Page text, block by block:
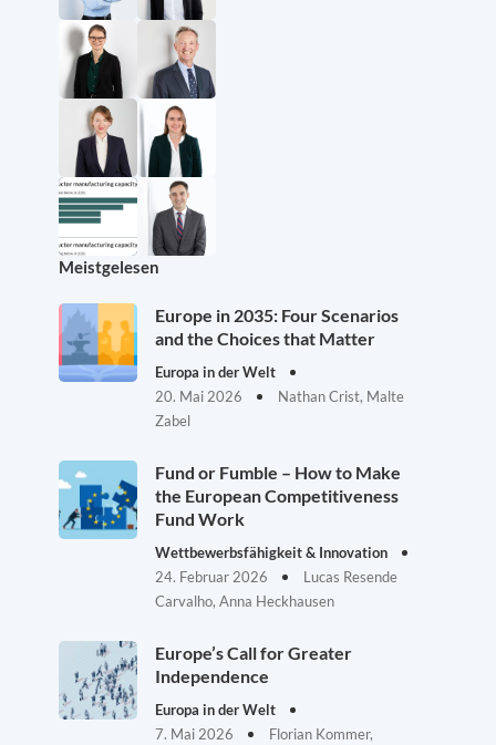
Meistgelesen
Europe in 2035: Four Scenarios
and the Choices that Matter
Europa in der Welt
20. Mai 2026
Nathan Crist, Malte
Zabel
Fund or Fumble – How to Make
the European Competitiveness
Fund Work
Wettbewerbsfähigkeit & Innovation
24. Februar 2026
Lucas Resende
Carvalho, Anna Heckhausen
Europe’s Call for Greater
Independence
Europa in der Welt
7. Mai 2026
Florian Kommer,